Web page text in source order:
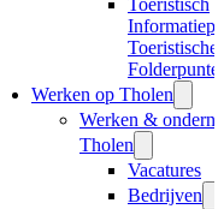
Toeristisch
Toeristische
Werken op Tholen
Werken &
Tholen
Vacatures
Bedrijven